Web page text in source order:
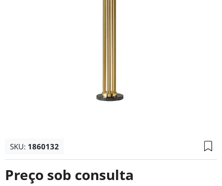
SKU: 1860132
Preço sob consulta